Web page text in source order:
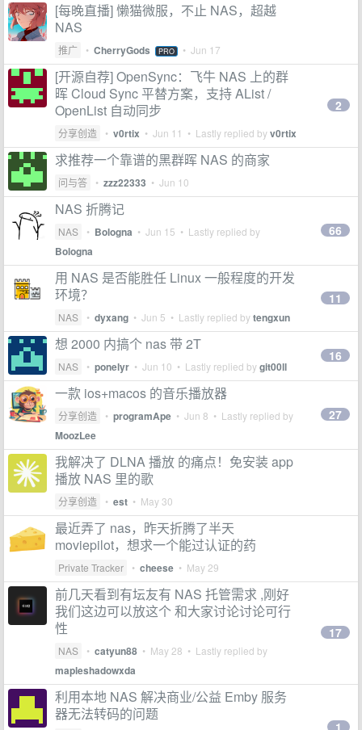
[每晚直播] 懒猫微服，不止 NAS，超越
NAS
推广 • CherryGods PRO • Jun 17
[开源自荐] OpenSync：飞牛 NAS 上的群
晖 Cloud Sync 平替方案，支持 AList /
OpenList 自动同步
分享创造 • v0rtix • Jun 11 • Lastly replied byv0rtix
2
求推荐一个靠谱的黑群晖 NAS 的商家
问与答 • zzz22333 • Jun 10
NAS 折腾记
NAS • Bologna • Jun 15 • Lastly replied by
Bologna
66
用 NAS 是否能胜任 Linux 一般程度的开发
环境？
NAS • dyxang • Jun 5 • Lastly replied bytengxun
11
想 2000 内搞个 nas 带 2T
NAS • ponelyr • Jun 10 • Lastly replied bygit00ll
16
一款 ios+macos 的音乐播放器
分享创造 • programApe • Jun 8 • Lastly replied by
MoozLee
27
我解决了 DLNA 播放 的痛点！免安装 app
播放 NAS 里的歌
分享创造 • est • May 30
最近弄了 nas，昨天折腾了半天
moviepilot，想求一个能过认证的药
Private Tracker • cheese • May 29
前几天看到有坛友有 NAS 托管需求 ,刚好
我们这边可以放这个 和大家讨论讨论可行
性
NAS • catyun88 • May 28 • Lastly replied by
mapleshadowxda
17
利用本地 NAS 解决商业/公益 Emby 服务
器无法转码的问题
1